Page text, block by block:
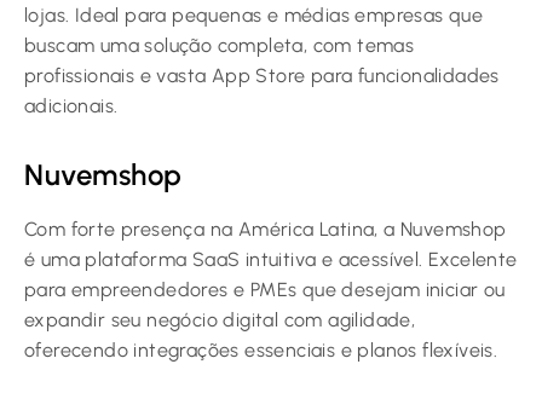
lojas. Ideal para pequenas e médias empresas que
buscam uma solução completa, com temas
profissionais e vasta App Store para funcionalidades
adicionais.
Nuvemshop
Com forte presença na América Latina, a Nuvemshop
é uma plataforma SaaS intuitiva e acessível. Excelente
para empreendedores e PMEs que desejam iniciar ou
expandir seu negócio digital com agilidade,
oferecendo integrações essenciais e planos flexíveis.